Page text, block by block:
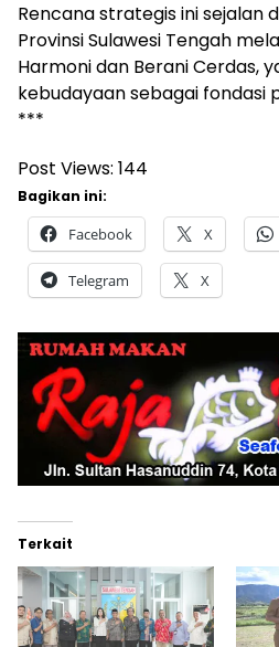
Rencana strategis ini sejalan
Provinsi Sulawesi Tengah
Harmoni dan Berani Cerdas,
kebudayaan sebagai fondasi
***
Post Views: 144
Bagikan ini:
Facebook X
Telegram X
Terkait